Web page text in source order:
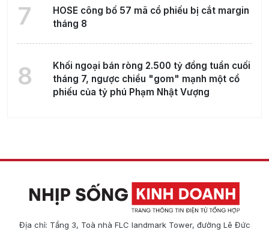
7
HOSE công bố 57 mã cổ phiếu bị cắt margin
tháng 8
8
Khối ngoại bán ròng 2.500 tỷ đồng tuần cuối
tháng 7, ngược chiều "gom" mạnh một cổ
phiếu của tỷ phú Phạm Nhật Vượng
Địa chỉ: Tầng 3, Toà nhà FLC landmark Tower, đường Lê Đức